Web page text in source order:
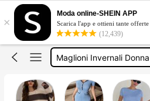
×
Moda online-SHEIN APP
Scarica l'app e ottieni tante
(12,439)
Copricostume Donna
Copri Costumi Donna
Maglioni Invernali Donna
Inverno
Copricostume Donna